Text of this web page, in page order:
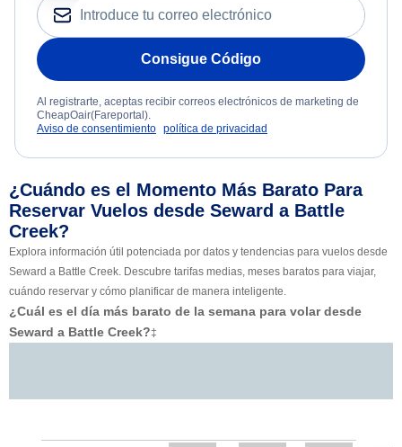
Consigue Código
Al registrarte, aceptas recibir correos electrónicos de marketing de
CheapOair(Fareportal).
Aviso de consentimiento política de privacidad
¿Cuándo es el Momento Más Barato Para
Reservar Vuelos desde Seward a Battle
Creek?
Explora información útil potenciada por datos y tendencias para vuelos desde
Seward a Battle Creek. Descubre tarifas medias, meses baratos para viajar,
cuándo reservar y cómo planificar de manera inteligente.
¿Cuál es el día más barato de la semana para volar desde
Seward a Battle Creek?‡